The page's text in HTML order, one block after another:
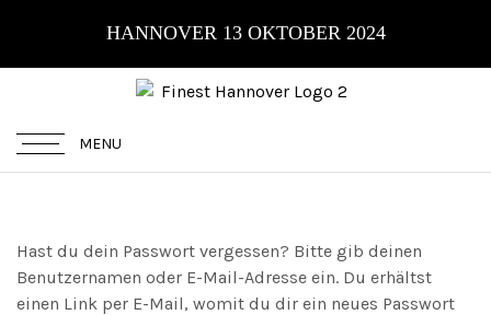
HANNOVER 13 OKTOBER 2024
MENU
Hast du dein Passwort vergessen? Bitte gib deinen
Benutzernamen oder E-Mail-Adresse ein. Du erhältst
einen Link per E-Mail, womit du dir ein neues Passwort